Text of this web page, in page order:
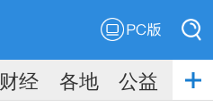
搜索
搜索
财经 各地 公益